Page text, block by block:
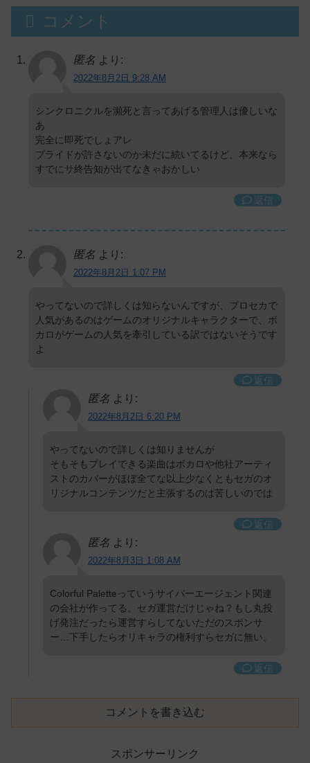
コメント
匿名 より:
2022年8月2日 9:28 AM
シンクロニクルを瀕死と言ってあげる管理人は優しいな
あ
完全に即死でしょアレ
プライドが許さないのか未だに続いてるけど、本来なら
すでにサ終告知が出てなきゃおかしい
返信
匿名 より:
2022年8月2日 1:07 PM
やってないので詳しくは知らないんですが、プロセカで
人気があるのはゲームのオリジナルキャラクターで、ボ
カロがゲームの人気を牽引している訳ではないそうです
よ
返信
匿名 より:
2022年8月2日 6:20 PM
やってないので詳しくは知りませんが
そもそもプレイできる楽曲はボカロや他社アーティ
ストのカバーがほぼ全てな以上少なくともセガのオ
リジナルコンテンツだと主張するのは苦しいのでは
返信
匿名 より:
2022年8月3日 1:08 AM
Colorful Paletteっていうサイバーエージェント関連
の会社が作ってる。セガ運営だけじゃね？もし丸投
げ発注だったら運営すらしてないただのスポンサ
ー…下手したらオリキャラの権利すらセガに無い。
返信
コメントを書き込む
スポンサーリンク